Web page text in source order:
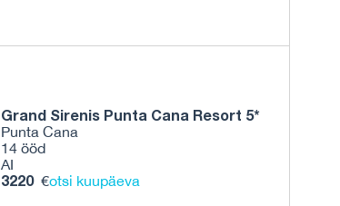
Grand Sirenis Punta Cana Resort 5*
Punta Cana
14 ööd
AI
3220 €otsi kuupäeva